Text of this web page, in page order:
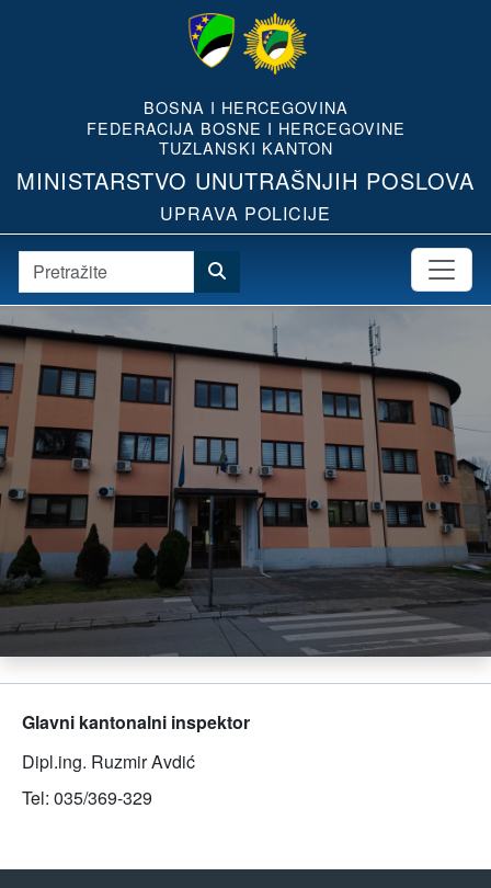
BOSNA I HERCEGOVINA
FEDERACIJA BOSNE I HERCEGOVINE
TUZLANSKI KANTON
MINISTARSTVO UNUTRAŠNJIH POSLOVA
UPRAVA POLICIJE
Glavni kantonalni inspektor
Dipl.ing. Ruzmir Avdić
Tel: 035/369-329